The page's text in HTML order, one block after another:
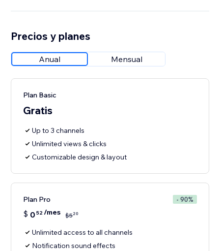
Precios y planes
Anual Mensual
Plan Basic
Gratis
Up to 3 channels
Unlimited views & clicks
Customizable design & layout
Plan Pro - 90%
$ 0 52/mes $520
Unlimited access to all channels
Notification sound effects